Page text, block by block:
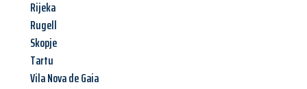
Rijeka
Rugell
Skopje
Tartu
Vila Nova de Gaia